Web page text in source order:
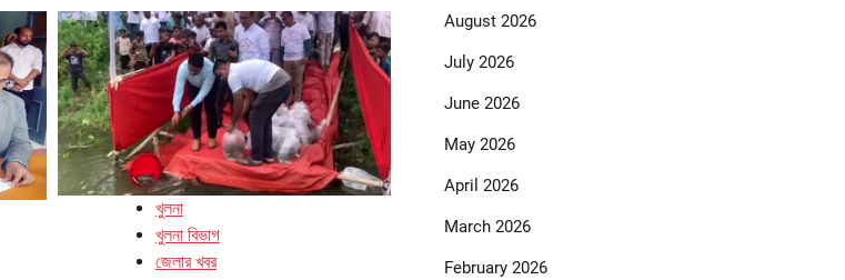
খুলনা
খুলনা বিভাগ
জেলার খবর
August 2026
July 2026
June 2026
May 2026
April 2026
March 2026
February 2026